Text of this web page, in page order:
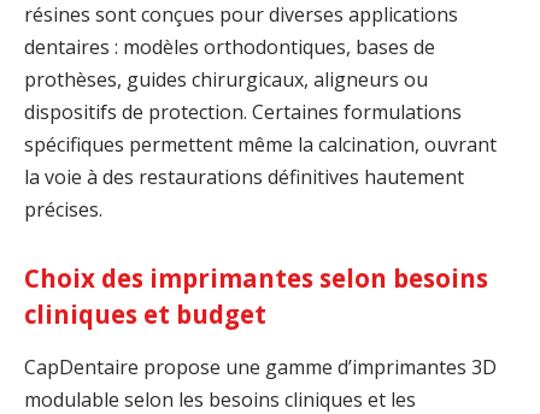
résines sont conçues pour diverses applications
dentaires : modèles orthodontiques, bases de
prothèses, guides chirurgicaux, aligneurs ou
dispositifs de protection. Certaines formulations
spécifiques permettent même la calcination, ouvrant
la voie à des restaurations définitives hautement
précises.
Choix des imprimantes selon besoins
cliniques et budget
CapDentaire propose une gamme d’imprimantes 3D
modulable selon les besoins cliniques et les